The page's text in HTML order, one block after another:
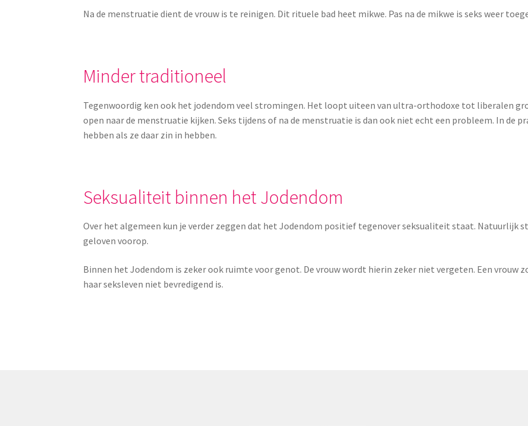
Na de menstruatie dient de vrouw is te reinigen. Dit rituele bad heet mikwe. Pas na de mikwe is seks weer
Minder traditioneel
Tegenwoordig ken ook het jodendom veel stromingen. Het loopt uiteen van ultra-orthodoxe tot liberalen
open naar de menstruatie kijken. Seks tijdens of na de menstruatie is dan ook niet echt een probleem. In de
hebben als ze daar zin in hebben.
Seksualiteit binnen het Jodendom
Over het algemeen kun je verder zeggen dat het Jodendom positief tegenover seksualiteit staat. Natuurlijk
geloven voorop.
Binnen het Jodendom is zeker ook ruimte voor genot. De vrouw wordt hierin zeker niet vergeten. Een vrouw
haar seksleven niet bevredigend is.